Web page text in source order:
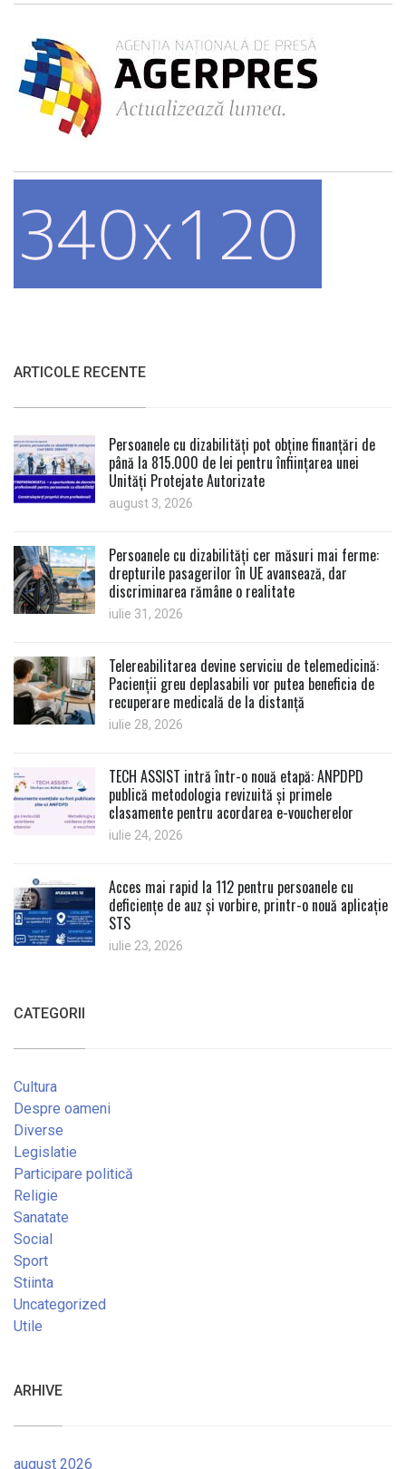
ARTICOLE RECENTE
Persoanele cu dizabilități pot obține finanțări de
până la 815.000 de lei pentru înființarea unei
Unități Protejate Autorizate
august 3, 2026
Persoanele cu dizabilități cer măsuri mai ferme:
drepturile pasagerilor în UE avansează, dar
discriminarea rămâne o realitate
iulie 31, 2026
Telereabilitarea devine serviciu de telemedicină:
Pacienții greu deplasabili vor putea beneficia de
recuperare medicală de la distanță
iulie 28, 2026
TECH ASSIST intră într-o nouă etapă: ANPDPD
publică metodologia revizuită și primele
clasamente pentru acordarea e-voucherelor
iulie 24, 2026
Acces mai rapid la 112 pentru persoanele cu
deficiențe de auz și vorbire, printr-o nouă aplicație
STS
iulie 23, 2026
CATEGORII
Cultura
Despre oameni
Diverse
Legislatie
Participare politică
Religie
Sanatate
Social
Sport
Stiinta
Uncategorized
Utile
ARHIVE
august 2026